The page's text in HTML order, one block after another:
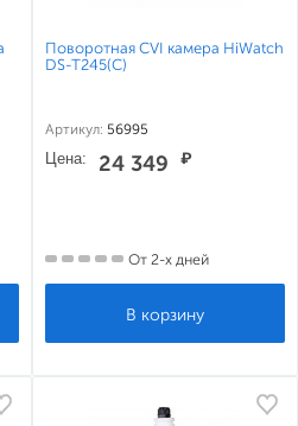
Поворотная CVI камера HiWatch
DS-T245(C)
Артикул: 56995
Цена: 24 349 ₽
От 2-х дней